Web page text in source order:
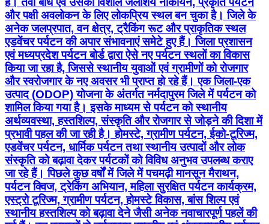
और पक्षी अवलोकन के लिए लोकप्रिय स्थल बन चुका है। जिले के
अनेक जलप्रपात, वन क्षेत्र, ट्रैकिंग रूट और प्राकृतिक स्थल
एडवेंचर पर्यटन की अपार संभावनाएं समेटे हुए हैं। जिला प्रशासन
एवं मध्यप्रदेश पर्यटन बोर्ड द्वारा ऐसे नए पर्यटन स्थलों का विकास
किया जा रहा है, जिससे स्थानीय युवाओं एवं ग्रामीणों को रोजगार
और स्वरोजगार के नए अवसर भी प्राप्त हो रहे हैं। एक जिला-एक
उत्पाद (ODOP) योजना के अंतर्गत नर्मदापुरम जिले में पर्यटन को
शामिल किया गया है। इसके माध्यम से पर्यटन को स्थानीय
अर्थव्यवस्था, हस्तशिल्प, संस्कृति और रोजगार से जोड़ने की दिशा में
प्रभावी पहल की जा रही है। होमस्टे, ग्रामीण पर्यटन, ईको-टूरिज्म,
एडवेंचर पर्यटन, धार्मिक पर्यटन तथा स्थानीय उत्पादों और लोक
संस्कृति को बढ़ावा देकर पर्यटकों को विविध अनुभव उपलब्ध कराए
जा रहे हैं। पिछले कुछ वर्षों में जिले में पचमढ़ी मानसून मैराथन,
पर्यटन क्विज, ट्रेकिंग अभियान, महिला सुरक्षित पर्यटन कार्यक्रम,
एस्ट्रो टूरिज्म, ग्रामीण पर्यटन, होमस्टे विकास, बांस शिल्प एवं
स्थानीय हस्तशिल्प को बढ़ावा देने जैसी अनेक नवाचारपूर्ण पहलें की